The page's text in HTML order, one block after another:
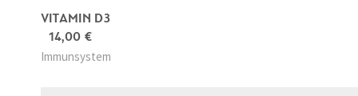
VITAMIN D3
14,00 €
Immunsystem